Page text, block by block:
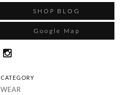
SHOP BLOG
Google Map
CATEGORY
WEAR